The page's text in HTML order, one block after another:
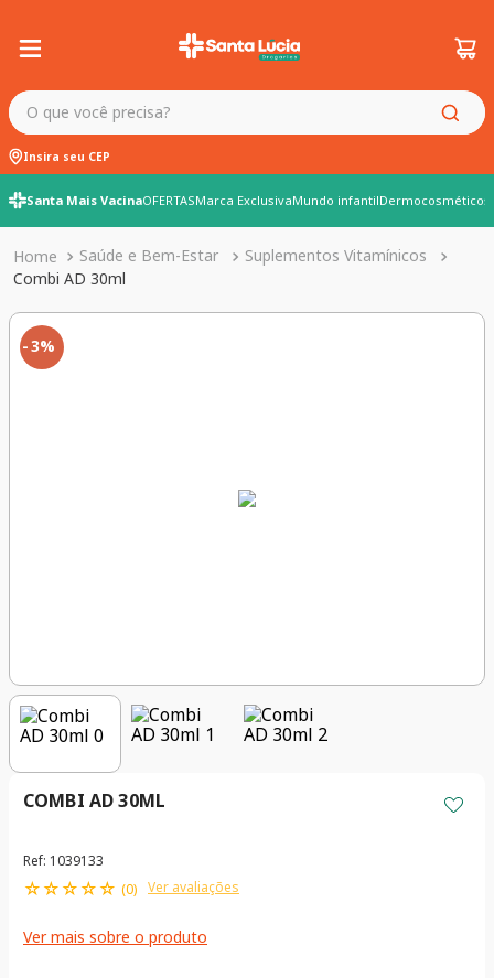
O que você precisa?
Insira seu CEP
Santa Mais VacinaOFERTASMarca ExclusivaMundo infantilDermocosméticos
Saúde e Bem-Estar
Suplementos Vitamínicos
Combi AD 30ml
3%
COMBI AD 30ML
Ref: 1039133
☆☆☆☆☆ (0) Ver avaliações
Ver mais sobre o produto